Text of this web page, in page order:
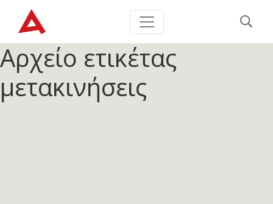
Αρχείο ετικέτας
μετακινήσεις